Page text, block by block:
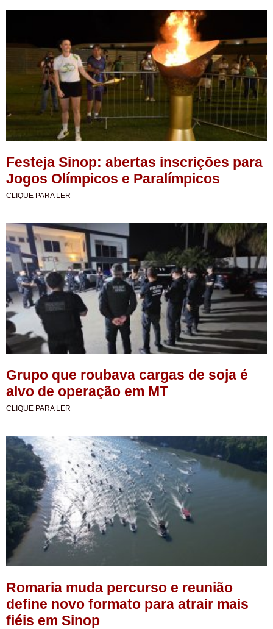
Festeja Sinop: abertas inscrições para
Jogos Olímpicos e Paralímpicos
CLIQUE PARA LER
Grupo que roubava cargas de soja é
alvo de operação em MT
CLIQUE PARA LER
Romaria muda percurso e reunião
define novo formato para atrair mais
fiéis em Sinop